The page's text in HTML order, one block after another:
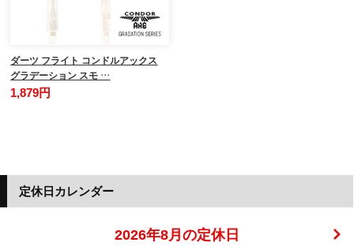
ダーツ フライト コンドルアックス
グラデーション スモ …
1,879円
定休日カレンダー
2026年8月の定休日